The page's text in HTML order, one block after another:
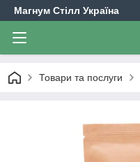
Магнум Стілл Україна
Товари та послуги